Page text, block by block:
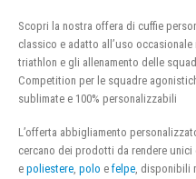
Scopri la nostra offera di cuffie
classico e adatto all’uso
triathlon e gli allenamento delle
Competition per le squadre
sublimate e 100% personalizzabili
L’offerta abbigliamento
cercano dei prodotti da rendere
e poliestere, polo e felpe, disponibili